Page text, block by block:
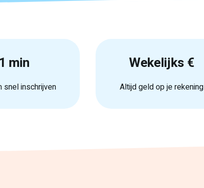
1 min
snel inschrijven
Wekelijks €
Altijd geld op je rekening